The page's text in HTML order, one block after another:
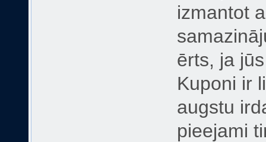
izmantot
ērts, ja
Kuponi ir
augstu
pieejami